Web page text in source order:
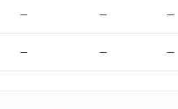
− − −
− − −